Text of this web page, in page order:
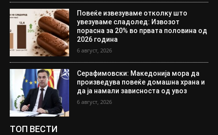
Повеќе извезуваме отколку што
увезуваме сладолед: Извозот
порасна за 20% во првата половина од
2026 година
6 август, 2026
Серафимовски: Македонија мора да
произведува повеќе домашна храна и
да ја намали зависноста од увоз
6 август, 2026
ТОП ВЕСТИ